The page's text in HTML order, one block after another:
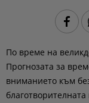
По време на
Прогнозата за
вниманието към